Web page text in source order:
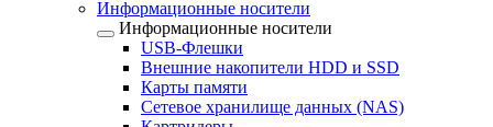
Информационные носители
Информационные носители
USB-Флешки
Внешние накопители HDD и SSD
Карты памяти
Сетевое хранилище данных (NAS)